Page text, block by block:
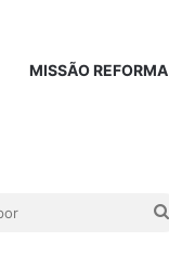
MISSÃO REFORMA